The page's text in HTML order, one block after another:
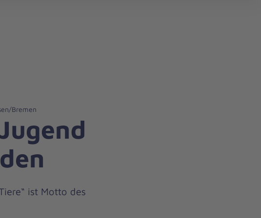
Bremen
ist Motto des